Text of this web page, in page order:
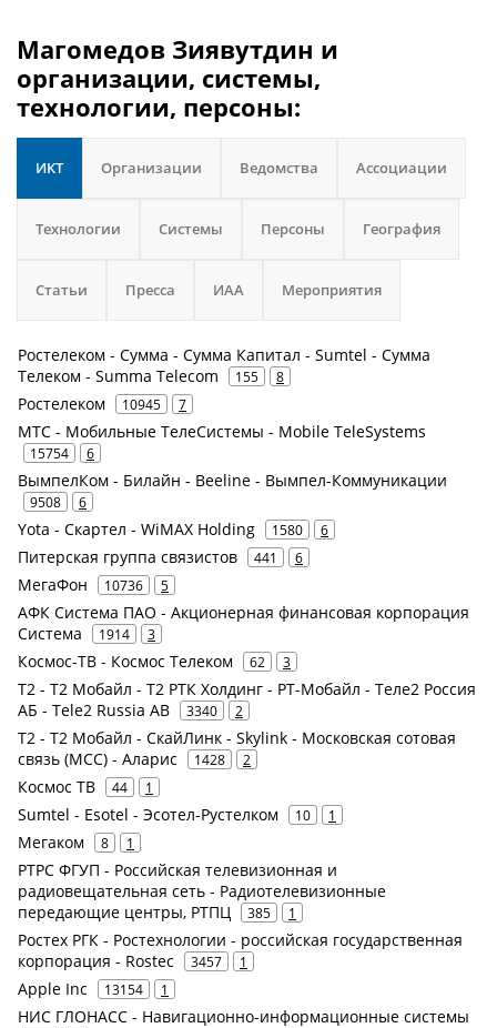
Магомедов Зиявутдин и
организации, системы,
технологии, персоны:
ИКТ Организации Ведомства Ассоциации
Технологии Системы Персоны География
Статьи Пресса ИАА Мероприятия
Ростелеком - Сумма - Сумма Капитал - Sumtel - Сумма
Телеком - Summa Telecom
155 8
Ростелеком 10945 7
МТС - Мобильные ТелеСистемы - Mobile TeleSystems
15754 6
ВымпелКом - Билайн - Beeline - Вымпел-Коммуникации
9508 6
Yota - Скартел - WiMAX Holding 1580 6
Питерская группа связистов 441 6
МегаФон 10736 5
АФК Система ПАО - Акционерная финансовая корпорация
Система
1914 3
Космос-ТВ - Космос Телеком 62 3
Т2 - Т2 Мобайл - Т2 РТК Холдинг - РТ-Мобайл - Теле2 Россия
АБ - Tele2 Russia AB
3340 2
Т2 - Т2 Мобайл - СкайЛинк - Skylink - Московская сотовая
связь (МСС) - Аларис
1428 2
Космос ТВ 44 1
Sumtel - Esotel - Эсотел-Рустелком 10 1
Мегаком 8 1
РТРС ФГУП - Российская телевизионная и
радиовещательная сеть - Радиотелевизионные
передающие центры, РТПЦ
385 1
Ростех РГК - Ростехнологии - российская государственная
корпорация - Rostec
3457 1
Apple Inc 13154 1
НИС ГЛОНАСС - Навигационно-информационные системы